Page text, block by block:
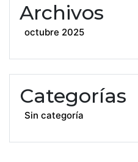
Archivos
octubre 2025
Categorías
Sin categoría